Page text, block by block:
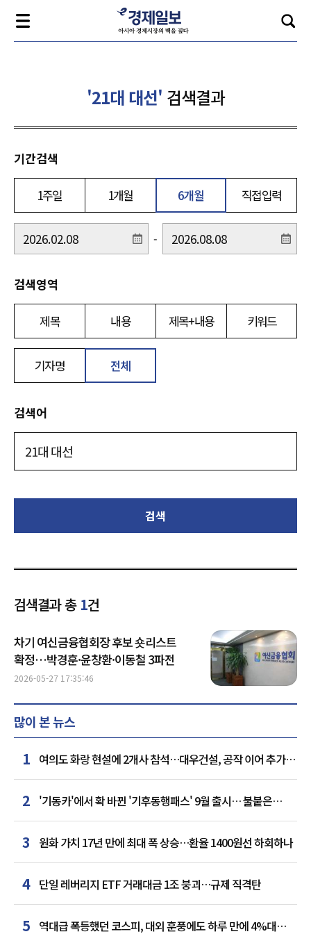
'21대 대선' 검색결과
기간검색
1주일 1개월 6개월 직접입력
-
검색영역
제목 내용 제목+내용 키워드
기자명 전체
검색어
검색
검색결과 총 1건
차기 여신금융협회장 후보 숏리스트
확정…박경훈·윤창환·이동철 3파전
2026-05-27 17:35:46
많이 본 뉴스
1 여의도 화랑 현설에 2개사 참석…대우건설, 공작 이어 추가
거점 확보하나
2 '기동카'에서 확 바뀐 '기후동행패스' 9월 출시… 불붙은
카드사 경쟁
3 원화 가치 17년 만에 최대 폭 상승…환율 1400원선 하회하나
4 단일 레버리지 ETF 거래대금 1조 붕괴…규제 직격탄
5 역대급 폭등했던 코스피, 대외 훈풍에도 하루 만에 4%대